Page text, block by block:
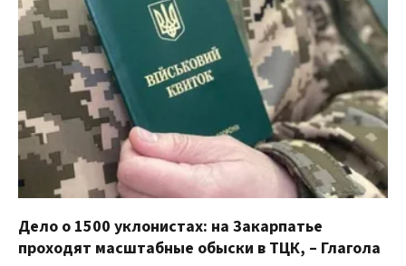
Дело о 1500 уклонистах: на Закарпатье
проходят масштабные обыски в ТЦК, – Глагола